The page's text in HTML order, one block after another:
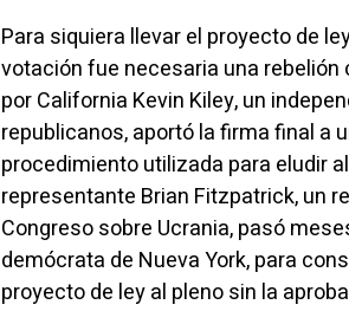
Para siquiera llevar el proyecto de
votación fue necesaria una
por California Kevin Kiley, un
republicanos, aportó la firma final a
procedimiento utilizada para eludir
representante Brian Fitzpatrick, un
Congreso sobre Ucrania, pasó
demócrata de Nueva York, para
proyecto de ley al pleno sin la